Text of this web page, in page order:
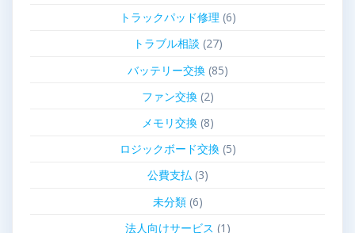
トラックパッド修理 (6)
トラブル相談 (27)
バッテリー交換(85)
ファン交換(2)
メモリ交換(8)
ロジックボード交換(5)
公費支払(3)
未分類(6)
法人向けサービス (1)